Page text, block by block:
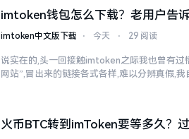
imtoken钱包怎么下载？老用户告
imtoken中文版下载 ⋅ 今天 ⋅ 29 阅读
说实在的,头一回接触imtoken之际我也曾有
网站”,冒出来的链接各式各样,难以分辨真假,
火币BTC转到imToken要等多久？